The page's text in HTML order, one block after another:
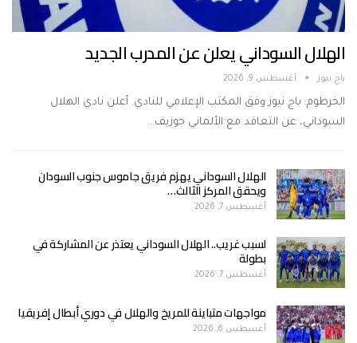
الهلال السوداني يعلن عن المدرب الجديد
باج نيوز أغسطس 9, 2026
الخرطوم: باج نيوز وفق المكتب الإعلامي للنادي. أعلن نادي الهلال
السوداني، عن التعاقد مع الألماني جوزيف…
الهلال السوداني يهزم فريق جاموس جنوب السودان
ويحقق المركز الثالث…
أغسطس 7, 2026
لسبب غريب.. الهلال السوداني يعتذر عن المشاركة في
بطولة
أغسطس 7, 2026
مواجهات متباينة للمريخ والهلال في دوري أبطال إفريقيا
أغسطس 6, 2026